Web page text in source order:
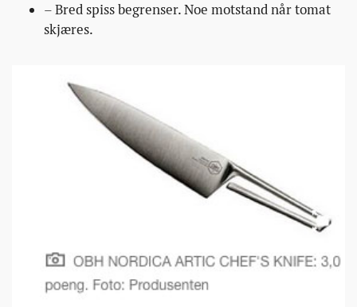
– Bred spiss begrenser. Noe motstand når tomat
skjæres.